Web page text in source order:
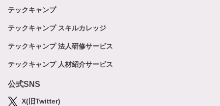
テックキャンプ
テックキャンプ スキルカレッジ
テックキャンプ 法人研修サービス
テックキャンプ 人材紹介サービス
公式SNS
X(旧Twitter)